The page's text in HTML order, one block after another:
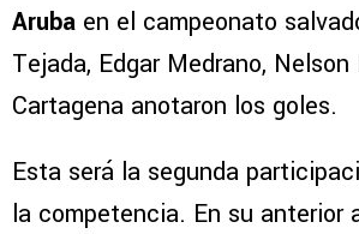
Aruba en el campeonato
Tejada, Edgar Medrano,
Cartagena anotaron los goles.
Esta será la segunda
la competencia. En su anterior